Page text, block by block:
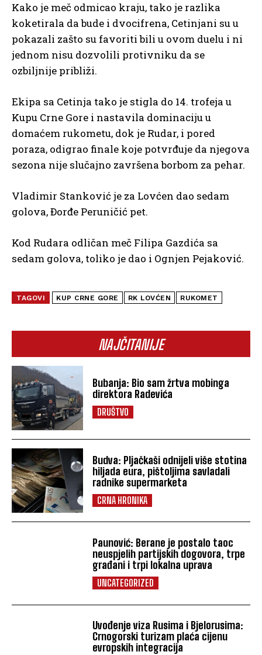
NAJČITANIJE
Bubanja: Bio sam žrtva mobinga
direktora Radevića
DRUŠTVO
Budva: Pljačkaši odnijeli više stotina
hiljada eura, pištoljima savladali
radnike supermarketa
CRNA HRONIKA
Paunović: Berane je postalo taoc
neuspjelih partijskih dogovora, trpe
građani i trpi lokalna uprava
UNCATEGORIZED
Uvođenje viza Rusima i Bjelorusima:
Crnogorski turizam plaća cijenu
evropskih integracija
Kako je meč odmicao kraju, tako je razlika
koketirala da bude i dvocifrena, Cetinjani su u
pokazali zašto su favoriti bili u ovom duelu i ni
jednom nisu dozvolili protivniku da se
ozbiljnije približi.
Ekipa sa Cetinja tako je stigla do 14. trofeja u
Kupu Crne Gore i nastavila dominaciju u
domaćem rukometu, dok je Rudar, i pored
poraza, odigrao finale koje potvrđuje da njegova
sezona nije slučajno završena borbom za pehar.
Vladimir Stanković je za Lovćen dao sedam
golova, Đorđe Peruničić pet.
Kod Rudara odličan meč Filipa Gazdića sa
sedam golova, toliko je dao i Ognjen Pejaković.
TAGOVI KUP CRNE GORE RK LOVĆEN RUKOMET